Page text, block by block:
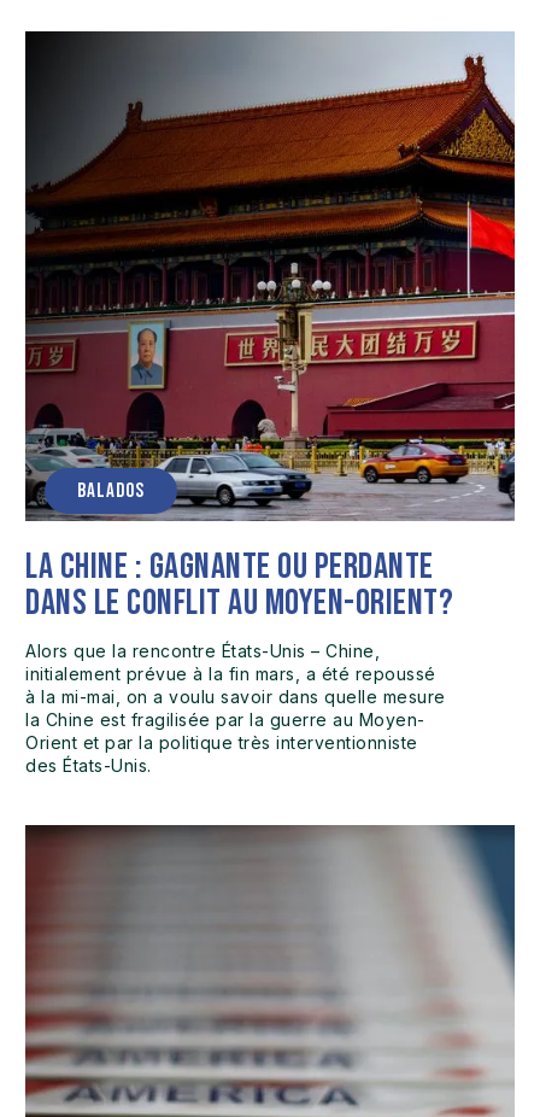
BALADOS
La Chine : gagnante ou perdante
dans le conflit au Moyen-Orient?
Alors que la rencontre États-Unis – Chine,
initialement prévue à la fin mars, a été repoussé
à la mi-mai, on a voulu savoir dans quelle mesure
la Chine est fragilisée par la guerre au Moyen-
Orient et par la politique très interventionniste
des États-Unis.